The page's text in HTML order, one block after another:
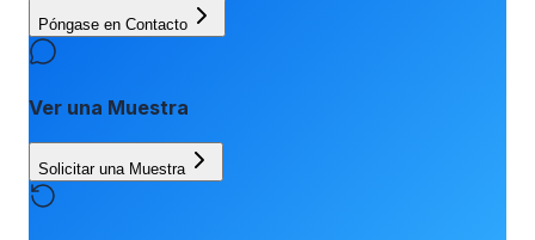
Póngase en Contacto
Ver una Muestra
Solicitar una Muestra